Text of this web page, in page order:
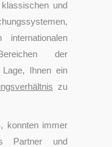
und
der
Ihnen ein
zu
konnten immer
Partner und